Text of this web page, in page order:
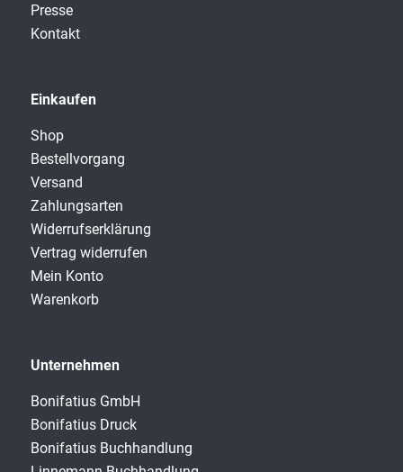
Presse
Kontakt
Einkaufen
Shop
Bestellvorgang
Versand
Zahlungsarten
Widerrufserklärung
Vertrag widerrufen
Mein Konto
Warenkorb
Unternehmen
Bonifatius GmbH
Bonifatius Druck
Bonifatius Buchhandlung